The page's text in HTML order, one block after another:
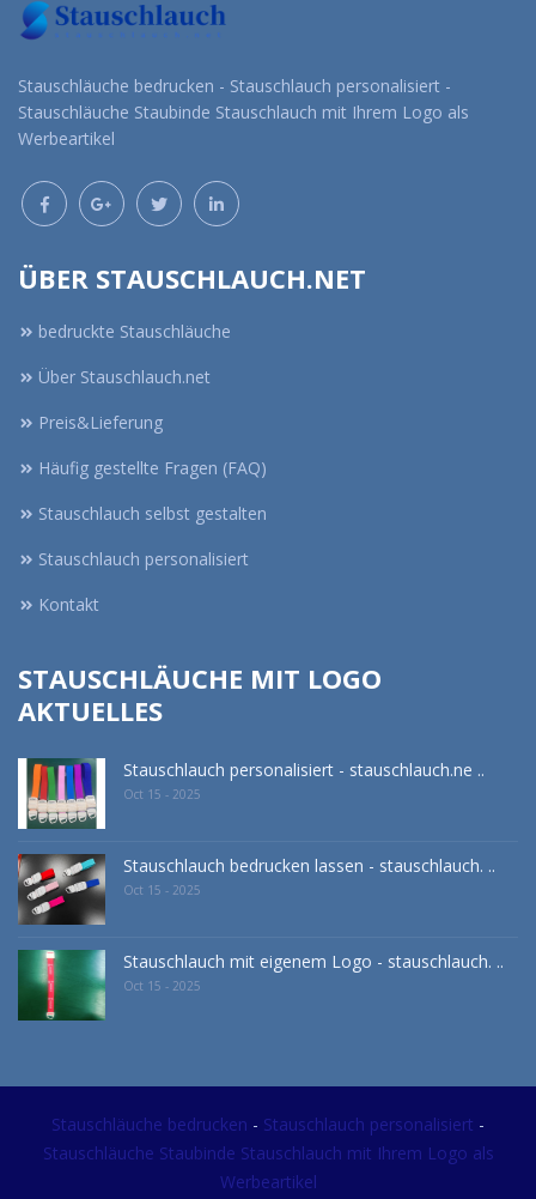
Stauschläuche bedrucken - Stauschlauch personalisiert -
Stauschläuche Staubinde Stauschlauch mit Ihrem Logo als
Werbeartikel
ÜBER STAUSCHLAUCH.NET
bedruckte Stauschläuche
Über Stauschlauch.net
Preis&Lieferung
Häufig gestellte Fragen (FAQ)
Stauschlauch selbst gestalten
Stauschlauch personalisiert
Kontakt
STAUSCHLÄUCHE MIT LOGO
AKTUELLES
Stauschlauch personalisiert - stauschlauch.ne ..
Oct 15 - 2025
Stauschlauch bedrucken lassen - stauschlauch. ..
Oct 15 - 2025
Stauschlauch mit eigenem Logo - stauschlauch. ..
Oct 15 - 2025
Stauschläuche bedrucken - Stauschlauch personalisiert -
Stauschläuche Staubinde Stauschlauch mit Ihrem Logo als
Werbeartikel